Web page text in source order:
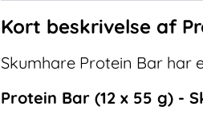
Kort beskrivelse af
Skumhare Protein Bar har
Protein Bar (12 x 55 g) -